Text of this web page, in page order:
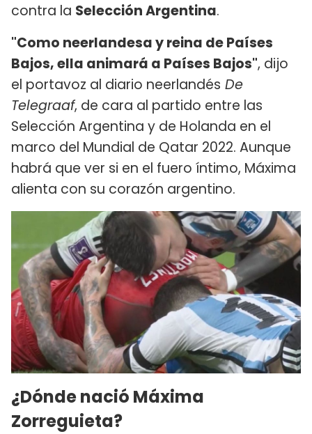
contra la Selección Argentina.
"Como neerlandesa y reina de Países
Bajos, ella animará a Países Bajos", dijo
el portavoz al diario neerlandés De
Telegraaf, de cara al partido entre las
Selección Argentina y de Holanda en el
marco del Mundial de Qatar 2022. Aunque
habrá que ver si en el fuero íntimo, Máxima
alienta con su corazón argentino.
¿Dónde nació Máxima
Zorreguieta?